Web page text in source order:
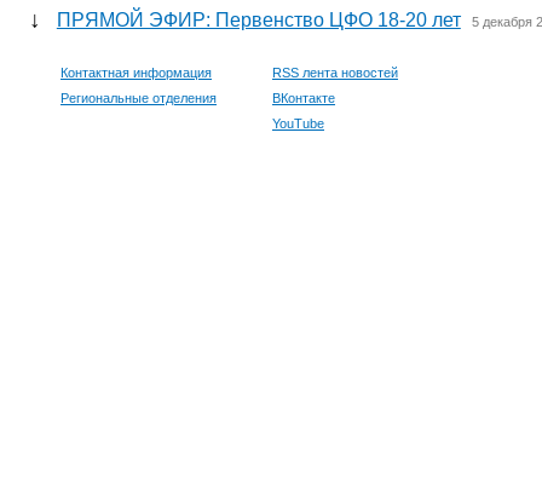
↓ ПРЯМОЙ ЭФИР: Первенство ЦФО 18-20 лет 5 декабря
Контактная информация
Региональные отделения
RSS лента новостей
ВКонтакте
YouTube